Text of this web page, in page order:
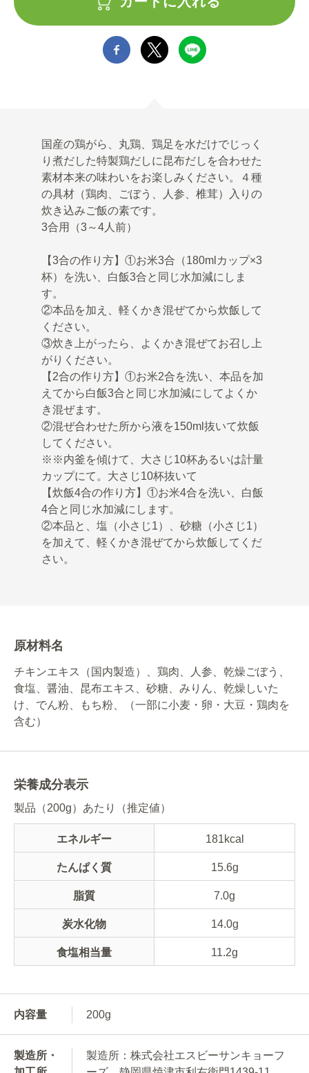
国産の鶏がら、丸鶏、鶏足を水だけでじっく
り煮だした特製鶏だしに昆布だしを合わせた
素材本来の味わいをお楽しみください。４種
の具材（鶏肉、ごぼう、人参、椎茸）入りの
炊き込みご飯の素です。
3合用（3～4人前）
【3合の作り方】①お米3合（180mlカップ×3
杯）を洗い、白飯3合と同じ水加減にしま
す。
②本品を加え、軽くかき混ぜてから炊飯して
ください。
③炊き上がったら、よくかき混ぜてお召し上
がりください。
【2合の作り方】①お米2合を洗い、本品を加
えてから白飯3合と同じ水加減にしてよくか
き混ぜます。
②混ぜ合わせた所から液を150ml抜いて炊飯
してください。
※※内釜を傾けて、大さじ10杯あるいは計量
カップにて。大さじ10杯抜いて
【炊飯4合の作り方】①お米4合を洗い、白飯
4合と同じ水加減にします。
②本品と、塩（小さじ1）、砂糖（小さじ1）
を加えて、軽くかき混ぜてから炊飯してくだ
さい。
原材料名
チキンエキス（国内製造）、鶏肉、人参、乾燥ごぼう、
食塩、醤油、昆布エキス、砂糖、みりん、乾燥しいた
け、でん粉、もち粉、（一部に小麦・卵・大豆・鶏肉を
含む）
栄養成分表示
製品（200g）あたり（推定値）
エネルギー 181kcal
たんぱく質 15.6g
脂質 7.0g
炭水化物 14.0g
食塩相当量 11.2g
内容量 200g
製造所・
製造所：株式会社エスビーサンキョーフ